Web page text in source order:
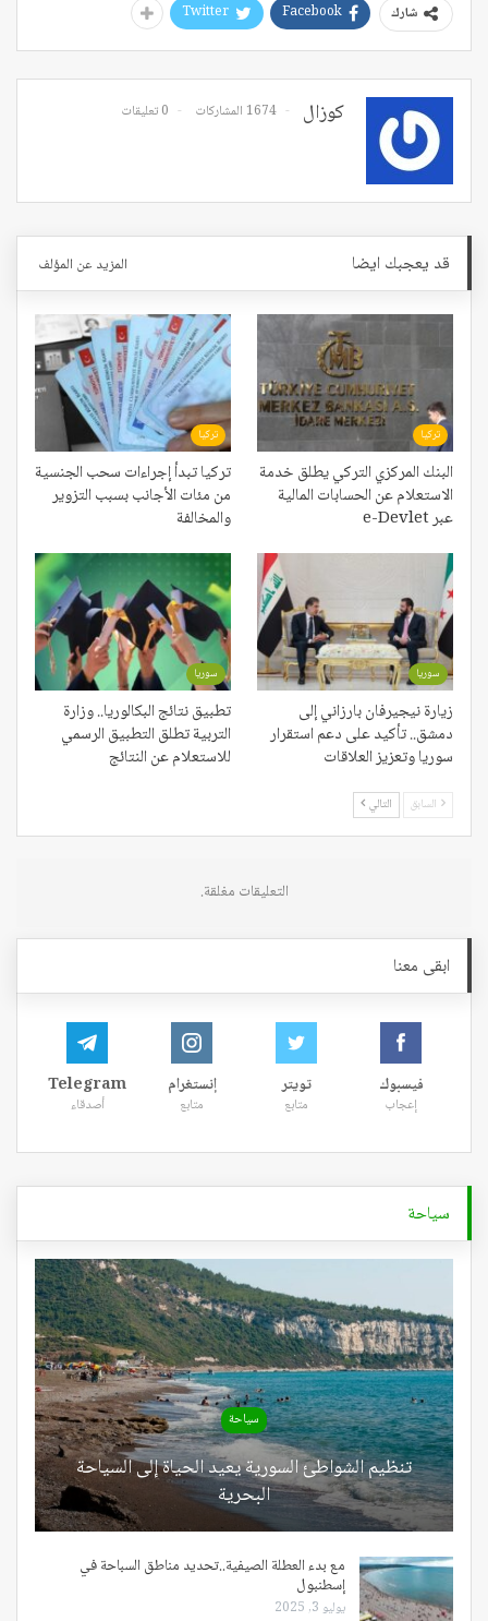
شارك Facebook
Twitter
كوزال 1674 المشاركات 0 تعليقات
قد يعجبك ايضا المزيد عن المؤلف
تركيا
البنك المركزي التركي يطلق خدمة
الاستعلام عن الحسابات المالية
عبر e-Devlet
تركيا
تركيا تبدأ إجراءات سحب الجنسية
من مئات الأجانب بسبب التزوير
والمخالفة
سوريا
زيارة نيجيرفان بارزاني إلى
دمشق.. تأكيد على دعم استقرار
سوريا وتعزيز العلاقات
سوريا
تطبيق نتائج البكالوريا.. وزارة
التربية تطلق التطبيق الرسمي
للاستعلام عن النتائج
السابق التالي
التعليقات مغلقة.
ابقى معنا
فيسبوك
إعجاب
تويتر
متابع
إنستغرام
متابع
Telegram
أصدقاء
سياحة
سياحة
تنظيم الشواطئ السورية يعيد الحياة إلى السياحة
البحرية
مع بدء العطلة الصيفية..تحديد مناطق السباحة في
إسطنبول
يوليو 3, 2025